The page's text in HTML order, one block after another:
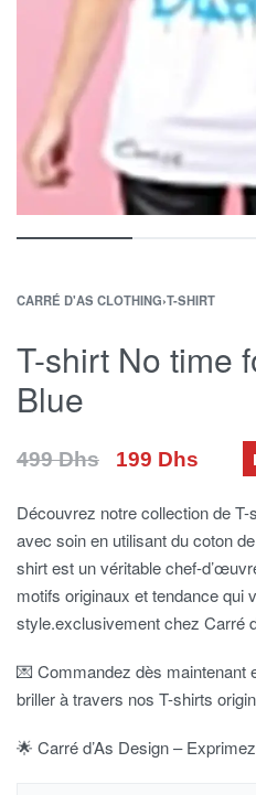
CARRÉ D'AS CLOTHING›T-SHIRT
T-shirt No time
Blue
499Dhs 199 Dhs
Découvrez notre collection de
avec soin en utilisant du coton
shirt est un véritable chef-
motifs originaux et tendance qui
style.exclusivement chez Carré
💌 Commandez dès maintenant
briller à travers nos T-shirts
🌟 Carré d’As Design –